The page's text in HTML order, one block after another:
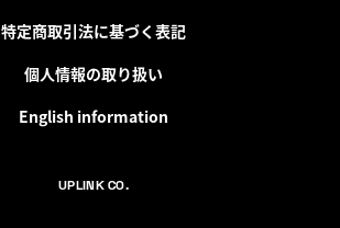
特定商取引法に基づく表記
個人情報の取り扱い
English information
UPLINK CO.